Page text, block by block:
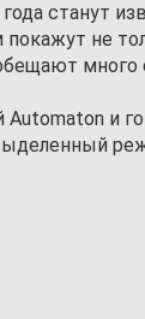
года станут
покажут не
и